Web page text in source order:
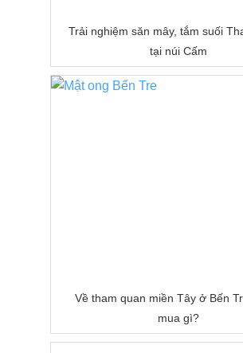
Trải nghiệm săn mây, tắm suối
tại núi Cấm
Về tham quan miền Tây ở Bến
mua gì?